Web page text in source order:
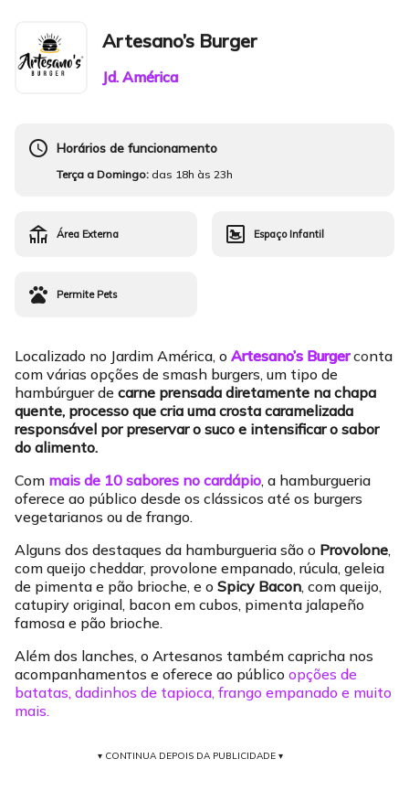
Artesano’s Burger
Jd. América
schedule Horários de funcionamento
Terça a Domingo: das 18h às 23h
deck Área Externa bedroom_baby Espaço Infantil
pets Permite Pets
Localizado no Jardim América, o Artesano’s Burger conta
com várias opções de smash burgers, um tipo de
hambúrguer de carne prensada diretamente na chapa
quente, processo que cria uma crosta caramelizada
responsável por preservar o suco e intensificar o sabor
do alimento.
Com mais de 10 sabores no cardápio, a hamburgueria
oferece ao público desde os clássicos até os burgers
vegetarianos ou de frango.
Alguns dos destaques da hamburgueria são o Provolone,
com queijo cheddar, provolone empanado, rúcula, geleia
de pimenta e pão brioche, e o Spicy Bacon, com queijo,
catupiry original, bacon em cubos, pimenta jalapeño
famosa e pão brioche.
Além dos lanches, o Artesanos também capricha nos
acompanhamentos e oferece ao público opções de
batatas, dadinhos de tapioca, frango empanado e muito
mais.
▾ CONTINUA DEPOIS DA PUBLICIDADE ▾